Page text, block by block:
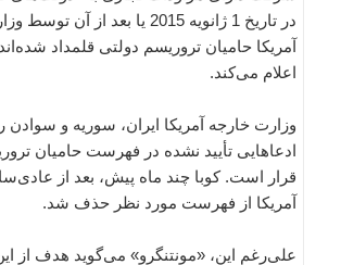
در تاریخ 1 ژانویه 2015 یا بعد از آن
آمریکا حامیان تروریسم دولتی قلمداد
اعلام می‌کند.
وزارت خارجه آمریکا ایران، سوریه و
ادعاهایی تأیید نشده در فهرست حامیان
قرار است. کوبا چند ماه پیش، بعد از
آمریکا از فهرست مورد نظر حذف شد.
علی‌رغم این، «مونتنگرو» می‌گوید هدف از